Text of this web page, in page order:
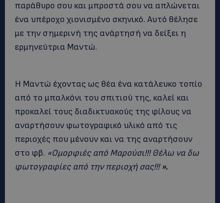
παράθυρο σου και μπροστά σου να απλώνεται
ένα υπέροχο χιονισμένο σκηνικό. Αυτό θέλησε
με την σημερινή της ανάρτησή να δείξει η
ερμηνεύτρια Μαντώ.
Η Μαντώ έχοντας ως θέα ένα κατάλευκο τοπίο
από το μπαλκόνι του σπιτιού της, καλεί και
προκαλεί τους διαδικτυακούς της φίλους να
αναρτήσουν φωτογραφικό υλικό από τις
περιοχές που μένουν και να της αναρτήσουν
στο φβ. «Ομορφιές από Μαρούσι!!! Θέλω να δω
φωτογραφίες από την περιοχή σας!!!».